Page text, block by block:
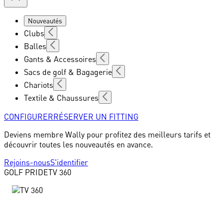
Nouveautés
Clubs
Balles
Gants & Accessoires
Sacs de golf & Bagagerie
Chariots
Textile & Chaussures
CONFIGURERRÉSERVER UN FITTING
Deviens membre Wally pour profitez des meilleurs tarifs et
découvrir toutes les nouveautés en avance.
Rejoins-nousS'identifier
GOLF PRIDETV 360